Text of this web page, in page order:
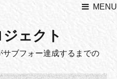
MENU
ェクト
ブフォー達成するまでの